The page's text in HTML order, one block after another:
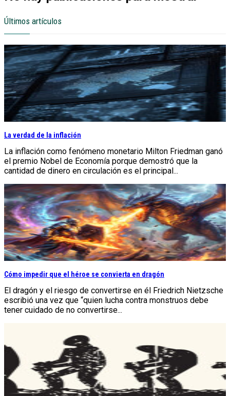
Últimos artículos
La verdad de la inflación
La inflación como fenómeno monetario Milton Friedman ganó
el premio Nobel de Economía porque demostró que la
cantidad de dinero en circulación es el principal...
Cómo impedir que el héroe se convierta en dragón
El dragón y el riesgo de convertirse en él Friedrich Nietzsche
escribió una vez que “quien lucha contra monstruos debe
tener cuidado de no convertirse...